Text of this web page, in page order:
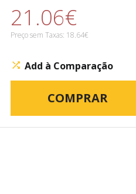
21.06€
Preço sem Taxas: 18.64€
Add à Comparação
COMPRAR